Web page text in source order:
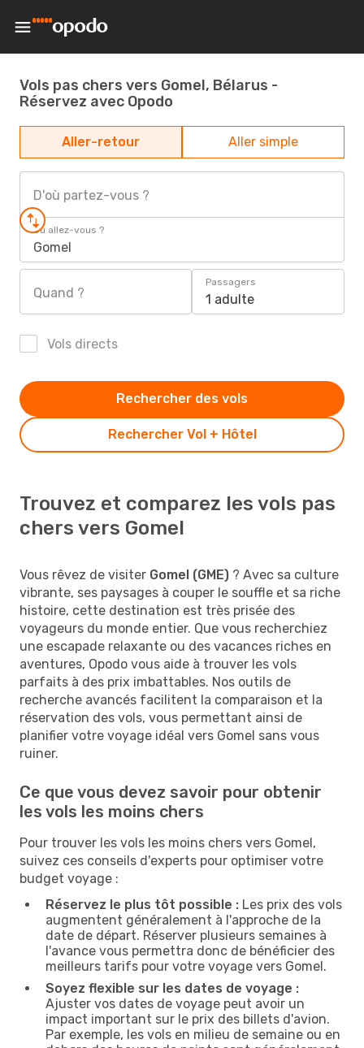
Vols pas chers vers Gomel, Bélarus -
Réservez avec Opodo
Aller-retour Aller simple
D'où partez-vous ?
Où allez-vous ?
Gomel
Quand ?
Passagers
1 adulte
Vols directs
Rechercher Vol + Hôtel
Rechercher des vols
Trouvez et comparez les vols pas
chers vers Gomel
Vous rêvez de visiter Gomel (GME) ? Avec sa culture
vibrante, ses paysages à couper le souffle et sa riche
histoire, cette destination est très prisée des
voyageurs du monde entier. Que vous recherchiez
une escapade relaxante ou des vacances riches en
aventures, Opodo vous aide à trouver les vols
parfaits à des prix imbattables. Nos outils de
recherche avancés facilitent la comparaison et la
réservation des vols, vous permettant ainsi de
planifier votre voyage idéal vers Gomel sans vous
ruiner.
Ce que vous devez savoir pour obtenir
les vols les moins chers
Pour trouver les vols les moins chers vers Gomel,
suivez ces conseils d'experts pour optimiser votre
budget voyage :
Réservez le plus tôt possible : Les prix des vols
augmentent généralement à l'approche de la
date de départ. Réserver plusieurs semaines à
l'avance vous permettra donc de bénéficier des
meilleurs tarifs pour votre voyage vers Gomel.
Soyez flexible sur les dates de voyage :
Ajuster vos dates de voyage peut avoir un
impact important sur le prix des billets d'avion.
Par exemple, les vols en milieu de semaine ou en